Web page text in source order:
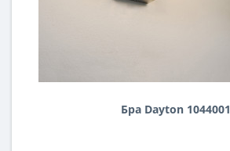
Бра Dayton 1044001